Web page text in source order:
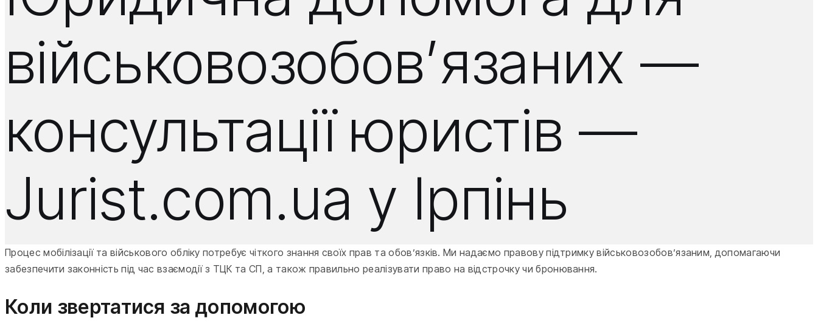
військовозобов’язаних —
консультації юристів —
Jurist.com.ua у Ірпінь
Процес мобілізації та військового обліку потребує чіткого знання своїх прав та обов’язків. Ми надаємо правову підтримку військовозобов’язаним, допомагаючи
забезпечити законність під час взаємодії з ТЦК та СП, а також правильно реалізувати право на відстрочку чи бронювання.
Коли звертатися за допомогою